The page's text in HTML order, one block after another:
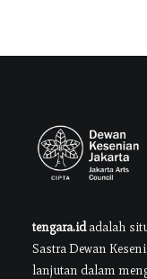
tengara.idadalah
Sastra Dewan
lanjutan dalam